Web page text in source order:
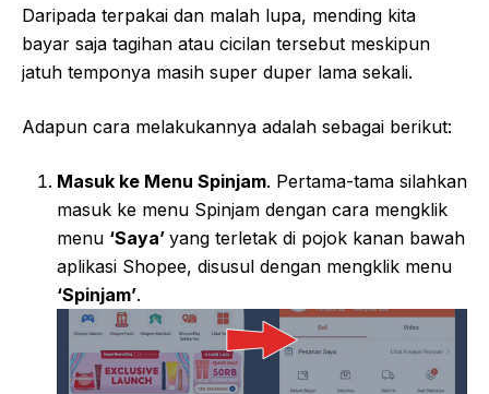
Daripada terpakai dan malah lupa, mending kita
bayar saja tagihan atau cicilan tersebut meskipun
jatuh temponya masih super duper lama sekali.
Adapun cara melakukannya adalah sebagai berikut:
Masuk ke Menu Spinjam. Pertama-tama silahkan
masuk ke menu Spinjam dengan cara mengklik
menu ‘Saya’ yang terletak di pojok kanan bawah
aplikasi Shopee, disusul dengan mengklik menu
‘Spinjam’.